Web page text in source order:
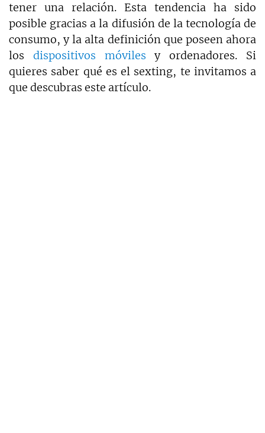
tener una relación. Esta tendencia ha sido
posible gracias a la difusión de la tecnología de
consumo, y la alta definición que poseen ahora
los dispositivos móviles y ordenadores. Si
quieres saber qué es el sexting, te invitamos a
que descubras este artículo.